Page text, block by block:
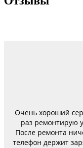
Очень хороший
раз ремонтирую
После ремонта
телефон держит